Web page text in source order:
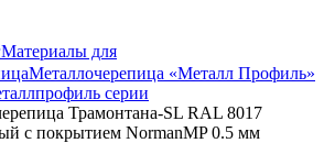
Материалы для
Металлочерепица «Металл Профиль»
серии
Трамонтана-SL RAL 8017
с покрытием NormanMP 0.5 мм